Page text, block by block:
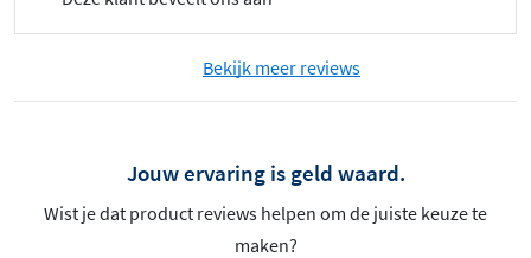
Bekijk meer reviews
Jouw ervaring is geld waard.
Wist je dat product reviews helpen om de juiste keuze te
maken?